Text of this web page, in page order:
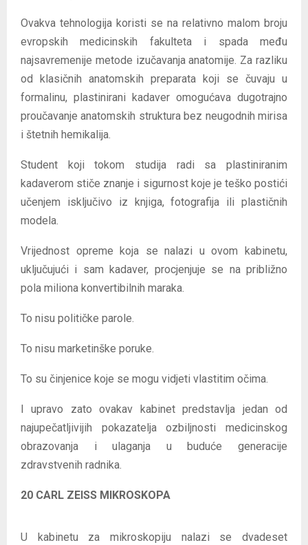
Ovakva tehnologija koristi se na relativno malom broju
evropskih medicinskih fakulteta i spada među
najsavremenije metode izučavanja anatomije. Za razliku
od klasičnih anatomskih preparata koji se čuvaju u
formalinu, plastinirani kadaver omogućava dugotrajno
proučavanje anatomskih struktura bez neugodnih mirisa
i štetnih hemikalija.
Student koji tokom studija radi sa plastiniranim
kadaverom stiče znanje i sigurnost koje je teško postići
učenjem isključivo iz knjiga, fotografija ili plastičnih
modela.
Vrijednost opreme koja se nalazi u ovom kabinetu,
uključujući i sam kadaver, procjenjuje se na približno
pola miliona konvertibilnih maraka.
To nisu političke parole.
To nisu marketinške poruke.
To su činjenice koje se mogu vidjeti vlastitim očima.
I upravo zato ovakav kabinet predstavlja jedan od
najupečatljivijih pokazatelja ozbiljnosti medicinskog
obrazovanja i ulaganja u buduće generacije
zdravstvenih radnika.
20 CARL ZEISS MIKROSKOPA
U kabinetu za mikroskopiju nalazi se dvadeset